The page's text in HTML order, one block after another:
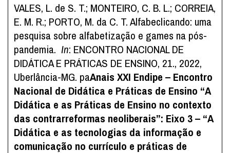
VALES, L. de S. T.; MONTEIRO, C. B. L.; CORREIA,
E. M. R.; PORTO, M. da C. T. Alfabeclicando: uma
pesquisa sobre alfabetização e games na pós-
pandemia. In: ENCONTRO NACIONAL DE
DIDÁTICA E PRÁTICAS DE ENSINO, 21., 2022,
Uberlância-MG. paAnais XXI Endipe – Encontro
Nacional de Didática e Práticas de Ensino “A
Didática e as Práticas de Ensino no contexto
das contrarreformas neoliberais”: Eixo 3 – “A
Didática e as tecnologias da informação e
comunicação no currículo e práticas de